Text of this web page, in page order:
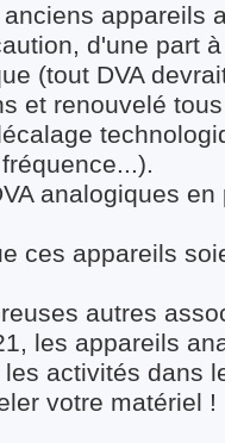
appareils
d'une part
(tout DVA
et renouvelé
analogiques
ces appareils
autres
les appareils
activités dans
votre matériel !